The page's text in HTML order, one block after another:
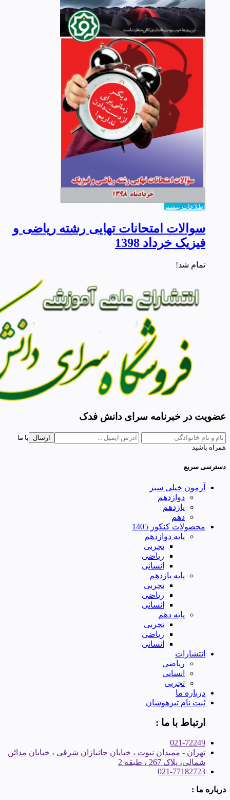
اطلاعات بیشتر
سوالات امتحانات تهایی رشته ریاضی و
فیزیک خرداد 1398
تمام شد!
عضویت در خبرنامه سرای دانش فدک
ارسال
با ما
همراه باشید
دسترسی سریع
آزمون خیلی سبز
دوازدهم
یازدهم
دهم
محصولات کنکور 1405
پایه دوازدهم
تجربی
ریاضی
انسانی
پایه یازدهم
تجربی
ریاضی
انسانی
پایه دهم
تجربی
ریاضی
انسانی
انتشارات
ریاضی
انسانی
تجربی
درباره ما
ثبت نام تیزهوشان
ارتباط با ما :
021-72249
تهران - ممیدان نبوت ، خیابان جانبازان شرقی ، خیابان مدائن
شمالی، پلاک 267 ، طبقه 2
021-77182723
درباره ما :